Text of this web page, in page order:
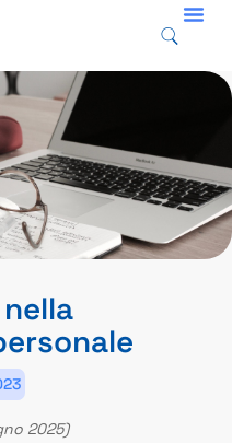
2025)